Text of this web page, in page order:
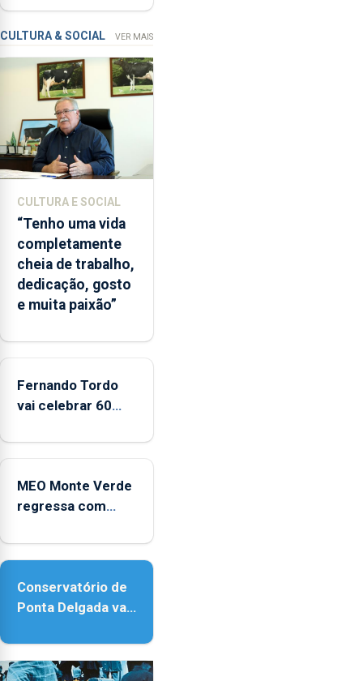
microbiológica”,
pela
terceira
vez
desde
o
início
da
época
balnear
condenação por
violação
CULTURA & SOCIAL VER MAIS
CULTURA E SOCIAL
“Tenho uma vida
completamente
cheia de trabalho,
dedicação, gosto
e muita paixão”
Fernando Tordo
vai celebrar 60
no Coliseu
MEO Monte Verde
regressa com
acessibilidade
Conservatório de
Ponta Delgada vai
instrumentos